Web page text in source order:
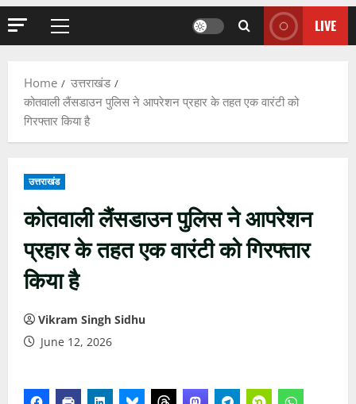
Primary
LIVE
Home
उत्तराखंड
कोतवाली लैंसडाउन पुलिस ने आपरेशन प्रहार के तहत एक वारंटी को
गिरफ्तार किया है
उत्तराखंड
कोतवाली लैंसडाउन पुलिस ने आपरेशन
प्रहार के तहत एक वारंटी को गिरफ्तार
किया है
Vikram Singh Sidhu
June 12, 2026